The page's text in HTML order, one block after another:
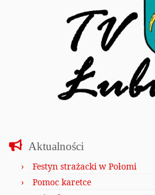
Aktualności
Festyn strażacki w Połomi
Pomoc karetce